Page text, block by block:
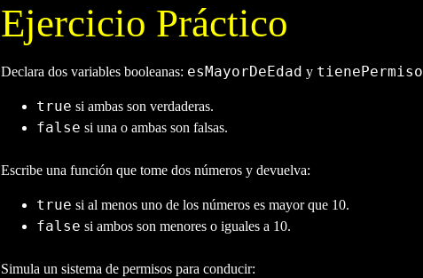
Ejercicio Práctico
Declara dos variables booleanas: esMayorDeEdad y tienePermiso
true si ambas son verdaderas.
false si una o ambas son falsas.
Escribe una función que tome dos números y devuelva:
true si al menos uno de los números es mayor que 10.
false si ambos son menores o iguales a 10.
Simula un sistema de permisos para conducir: